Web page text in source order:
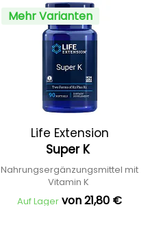
Mehr Varianten
Life Extension
Super K
Nahrungsergänzungsmittel mit
Vitamin K
Auf Lager von 21,80 €